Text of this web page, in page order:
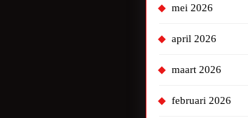
mei 2026
april 2026
maart 2026
februari 2026